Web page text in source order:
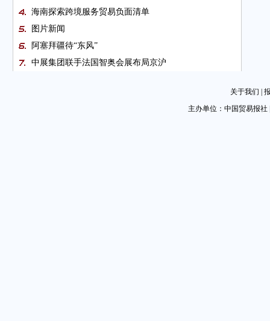
海南探索跨境服务贸易负面清单
图片新闻
阿塞拜疆待“东风”
中展集团联手法国智奥会展布局京沪
关于我们
主办单位：中国贸易报